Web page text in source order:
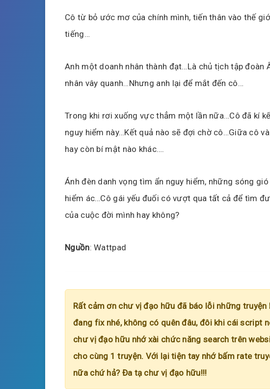
Cô từ bỏ ước mơ của chính mình, tiến thân vào thế
tiếng…
Anh một doanh nhân thành đạt…Là chủ tịch tập đoàn
nhân vây quanh…Nhưng anh lại để mắt đến cô…
Trong khi rơi xuống vực thẳm một lần nữa…Cô đã kí
nguy hiểm này…Kết quả nào sẽ đợi chờ cô…Giữa cô
hay còn bí mật nào khác….
Ánh đèn danh vọng tìm ẩn nguy hiểm, những sóng
hiểm ác…Cô gái yếu đuối có vượt qua tất cả để tìm
của cuộc đời mình hay không?
Nguồn: Wattpad
Rất cảm ơn chư vị đạo hữu đã báo lỗi những
đang fix nhé, không có quên đâu, đôi khi cái script
chư vị đạo hữu nhớ xài chức năng search trên
cho cùng 1 truyện. Với lại tiện tay nhớ bấm rate
nữa chứ hả? Đa tạ chư vị đạo hữu!!!